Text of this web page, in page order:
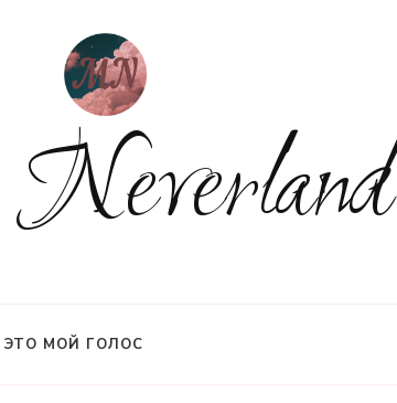
ЭТО МОЙ ГОЛОС